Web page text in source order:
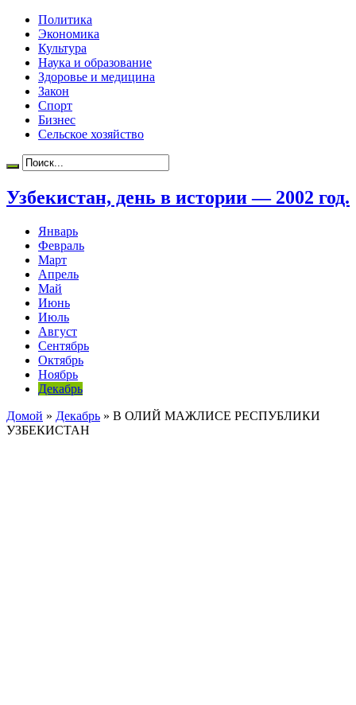
Политика
Экономика
Культура
Наука и образование
Здоровье и медицина
Закон
Спорт
Бизнес
Сельское хозяйство
Узбекистан, день в истории — 2002 год.
Январь
Февраль
Март
Апрель
Май
Июнь
Июль
Август
Сентябрь
Октябрь
Ноябрь
Декабрь
Домой » Декабрь » В ОЛИЙ МАЖЛИСЕ РЕСПУБЛИКИ
УЗБЕКИСТАН